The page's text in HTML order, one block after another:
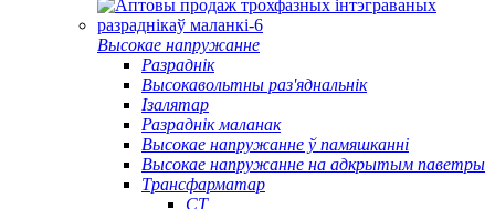
Высокае напружанне
Разраднік
Высокавольтны раз'яднальнік
Ізалятар
Разраднік маланак
Высокае напружанне ў памяшканні
Высокае напружанне на адкрытым паветры
Трансфарматар
CT